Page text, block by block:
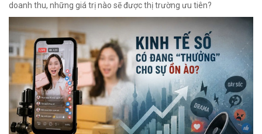
doanh thu, những giá trị nào sẽ được thị trường ưu tiên?